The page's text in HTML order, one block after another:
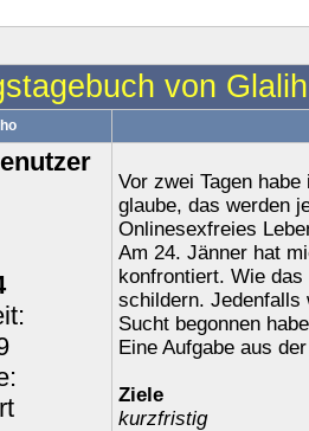
von
Vor zwei Tagen
glaube, das werden
Onlinesexfreies
Am 24. Jänner hat
konfrontiert. Wie
schildern. Jedenfalls
Sucht begonnen
Eine Aufgabe aus
Ziele
kurzfristig